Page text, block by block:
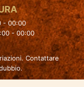
- 00:00
- 00:00
Contattare